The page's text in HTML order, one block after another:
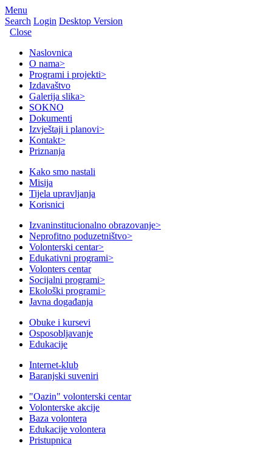
Menu
Search Login Desktop Version
Close
Naslovnica
O nama>
Programi i projekti>
Izdavaštvo
Galerija slika>
SOKNO
Dokumenti
Izvještaji i planovi>
Kontakt>
Priznanja
Kako smo nastali
Misija
Tijela upravljanja
Korisnici
Izvaninstitucionalno obrazovanje>
Neprofitno poduzetništvo>
Volonterski centar>
Edukativni programi>
Volonters centar
Socijalni programi>
Ekološki programi>
Javna događanja
Obuke i kursevi
Osposobljavanje
Edukacije
Internet-klub
Baranjski suveniri
"Oazin" volonterski centar
Volonterske akcije
Baza volontera
Edukacije volontera
Pristupnica